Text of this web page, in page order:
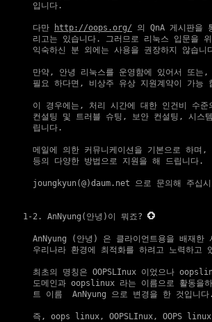
    입니다.
    다만
http://oops.org/ 의 QnA 게시판을
리고는 있습니다. 그러므로 리눅스 입문을
익숙하신 분 외에는 사용을 권장하지 않습니
만약, 안녕 리눅스를 운영함에 있어서 또는,
필요 하다면, 비상주 유상 지원계약이 가능
이 경우에는, 처리 시간에 대한 인건비 수준
컨설팅 및 트러블 슈팅, 보안 컨설팅, 시스
    립니다.
메일에 의한 커뮤니케이션을 기본으로 하며
    등의 다양한 방법으로 지원을 해 드립니다.
joungkyun(@)daum.net 으로 문의해 주십시
1-2. AnNyung(안녕)이 뭐죠?
AnNyung (안녕) 은 클라이언트용을 배재한
우리나라 환경에 최적화를 하려고 노력하고
최초의 명칭은 OOPSLInux 이었으나
도메인과 oopslinux 라는 이름으로 활동을
    트 이름  AnNyung 으로 변경을 한 것입니다.
즉, oops linux, OOPSLInux, OOPS linux